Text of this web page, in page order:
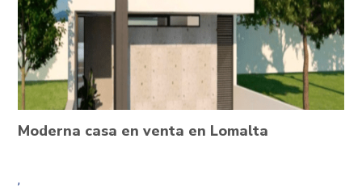
Moderna casa en venta en Lomalta
,